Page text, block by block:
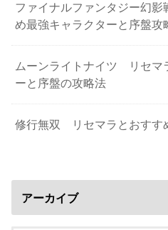
ファイナルファンタジー幻
め最強キャラクターと序盤攻
ムーンライトナイツ リセマ
ーと序盤の攻略法
修行無双 リセマラとおすす
アーカイブ